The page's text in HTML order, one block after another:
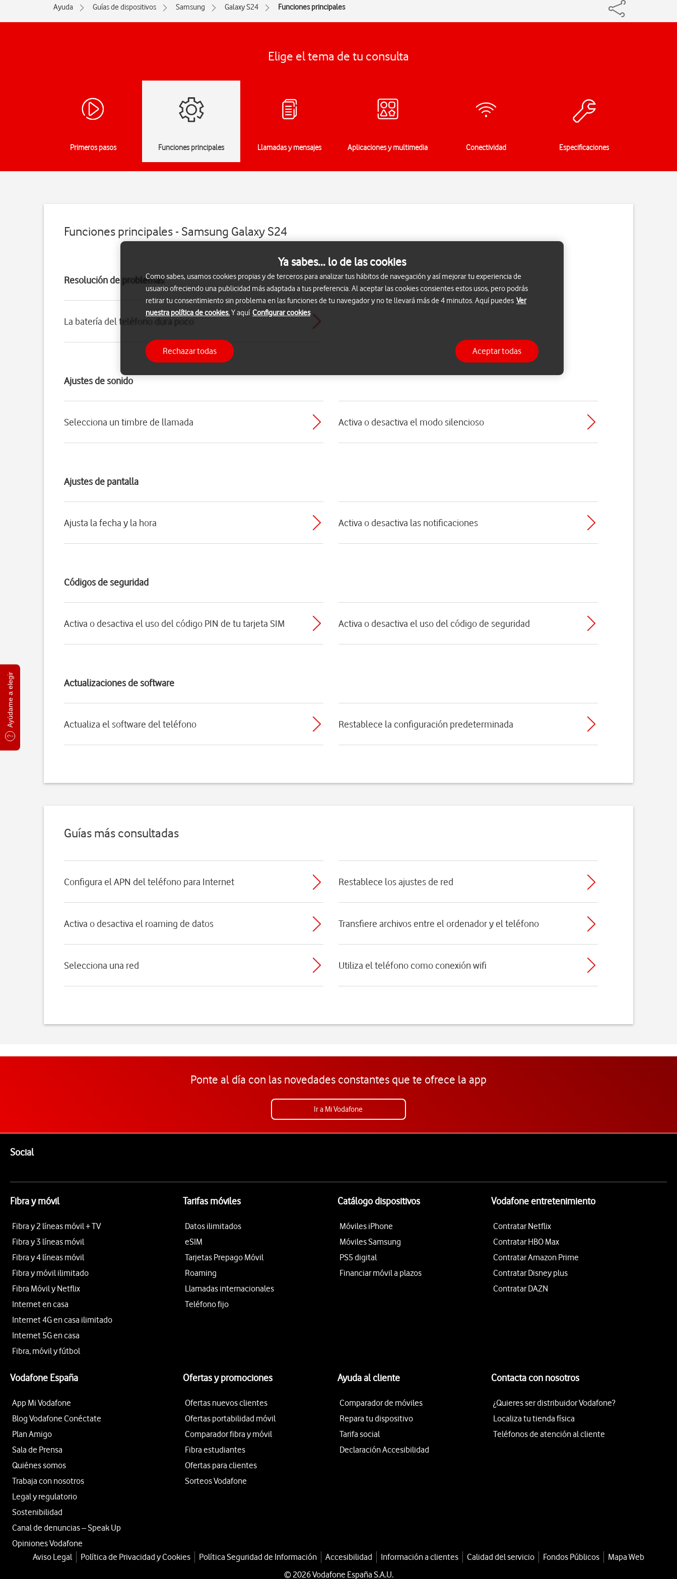
Ayúdame a elegir
Ayuda Guías de dispositivos Samsung Galaxy S24 Funciones principales
Elige el tema de tu consulta
Primeros pasos Funciones principales Llamadas y mensajes Aplicaciones y multimedia Conectividad Especificaciones
Funciones principales - Samsung Galaxy S24
Resolución de problemas
La batería del teléfono dura poco
Ajustes de sonido
Selecciona un timbre de llamada Activa o desactiva el modo silencioso
Ajustes de pantalla
Ajusta la fecha y la hora Activa o desactiva las notificaciones
Códigos de seguridad
Activa o desactiva el uso del código PIN de tu tarjeta SIM Activa o desactiva el uso del código de seguridad
Actualizaciones de software
Actualiza el software del teléfono Restablece la configuración predeterminada
Guías más consultadas
Configura el APN del teléfono para Internet Restablece los ajustes de red
Activa o desactiva el roaming de datos Transfiere archivos entre el ordenador y el teléfono
Selecciona una red Utiliza el teléfono como conexión wifi
Ponte al día con las novedades constantes que te ofrece la app
Ir a Mi Vodafone
SocialEnlaces a las redes sociales de Vodafone
Fibra y móvil
Fibra y 2 líneas móvil + TV
Fibra y 3 líneas móvil
Fibra y 4 líneas móvil
Fibra y móvil ilimitado
Fibra Móvil y Netflix
Internet en casa
Internet 4G en casa ilimitado
Internet 5G en casa
Fibra, móvil y fútbol
Tarifas móviles
Datos ilimitados
eSIM
Tarjetas Prepago Móvil
Roaming
Llamadas internacionales
Teléfono fijo
Catálogo dispositivos
Móviles iPhone
Móviles Samsung
PS5 digital
Financiar móvil a plazos
Vodafone entretenimiento
Contratar Netflix
Contratar HBO Max
Contratar Amazon Prime
Contratar Disney plus
Contratar DAZN
Vodafone España
App Mi Vodafone
Blog Vodafone Conéctate
Plan Amigo
Sala de Prensa
Quiénes somos
Trabaja con nosotros
Legal y regulatorio
Sostenibilidad
Canal de denuncias – Speak Up
Opiniones Vodafone
Ofertas y promociones
Ofertas nuevos clientes
Ofertas portabilidad móvil
Comparador fibra y móvil
Fibra estudiantes
Ofertas para clientes
Sorteos Vodafone
Ayuda al cliente
Comparador de móviles
Repara tu dispositivo
Tarifa social
Declaración Accesibilidad
Contacta con nosotros
¿Quieres ser distribuidor Vodafone?
Localiza tu tienda física
Teléfonos de atención al cliente
Aviso Legal Política de Privacidad y Cookies Política Seguridad de Información Accesibilidad Información a clientes Calidad del servicio Fondos Públicos
Mapa Web
© 2026 Vodafone España S.A.U.
Ya sabes... lo de las cookies
Como sabes, usamos cookies propias y de terceros para analizar tus hábitos de navegación y así mejorar tu experiencia de
usuario ofreciendo una publicidad más adaptada a tus preferencia. Al aceptar las cookies consientes estos usos, pero podrás
retirar tu consentimiento sin problema en las funciones de tu navegador y no te llevará más de 4 minutos. Aquí puedes Ver
nuestra política de cookies.Y aquí Configurar cookies
Rechazar todas Aceptar todas